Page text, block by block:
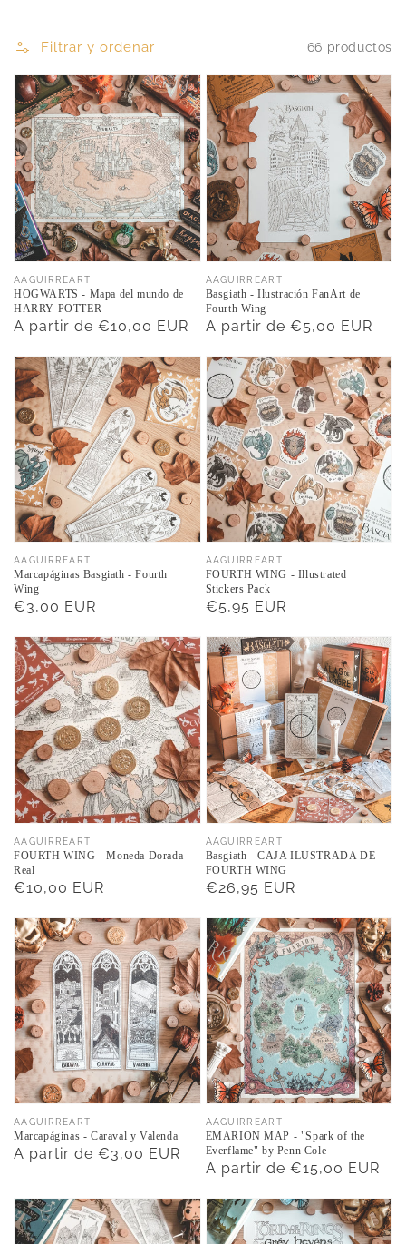
Filtrar y ordenar 66 productos
Proveedor:
AAGUIRREART
HOGWARTS - Mapa del mundo de
HARRY POTTER
Precio
A partir de €10,00 EUR
Proveedor:
AAGUIRREART
Basgiath - Ilustración FanArt de
Fourth Wing
Precio
A partir de €5,00 EUR
Proveedor:
AAGUIRREART
Marcapáginas Basgiath - Fourth
Wing
Precio
€3,00 EUR
Proveedor:
AAGUIRREART
FOURTH WING - Illustrated
Stickers Pack
Precio
€5,95 EUR
Proveedor:
AAGUIRREART
FOURTH WING - Moneda Dorada
Real
Precio
€10,00 EUR
Proveedor:
AAGUIRREART
Basgiath - CAJA ILUSTRADA DE
FOURTH WING
Precio
€26,95 EUR
Proveedor:
AAGUIRREART
Marcapáginas - Caraval y Valenda
Precio
A partir de €3,00 EUR
Proveedor:
AAGUIRREART
EMARION MAP - "Spark of the
Everflame" by Penn Cole
Precio
A partir de €15,00 EUR